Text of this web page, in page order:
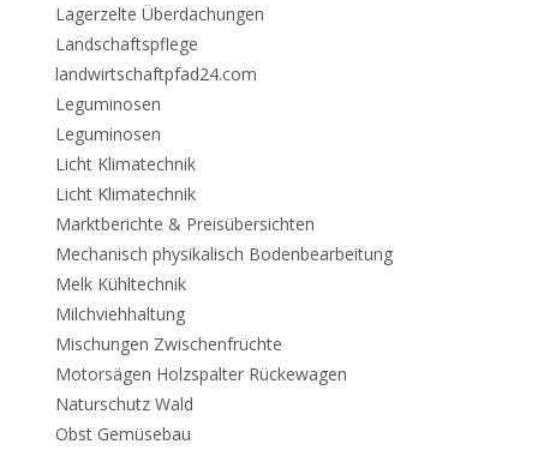
Lagerzelte Überdachungen
Landschaftspflege
landwirtschaftpfad24.com
Leguminosen
Leguminosen
Licht Klimatechnik
Licht Klimatechnik
Marktberichte & Preisübersichten
Mechanisch physikalisch Bodenbearbeitung
Melk Kühltechnik
Milchviehhaltung
Mischungen Zwischenfrüchte
Motorsägen Holzspalter Rückewagen
Naturschutz Wald
Obst Gemüsebau